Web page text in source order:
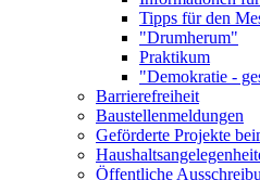
Tipps für den
"Drumherum"
Praktikum
"Demokratie -
Barrierefreiheit
Baustellenmeldungen
Geförderte Projekte
Öffentliche